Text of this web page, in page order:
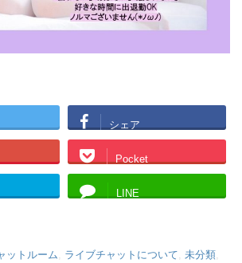
シェア
Pocket
LINE
ットルーム, ライブチャットについて, 未分類,